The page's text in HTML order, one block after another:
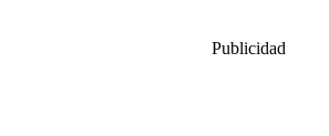
Publicidad